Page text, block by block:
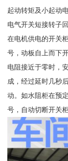
起动转矩及小起动
电气开关短接转子回
在电机供电的开关
号，动板自上而下
电阻接近于零时，
成，经过延时几秒
动。如水阻柜在预
号，自动切断开关